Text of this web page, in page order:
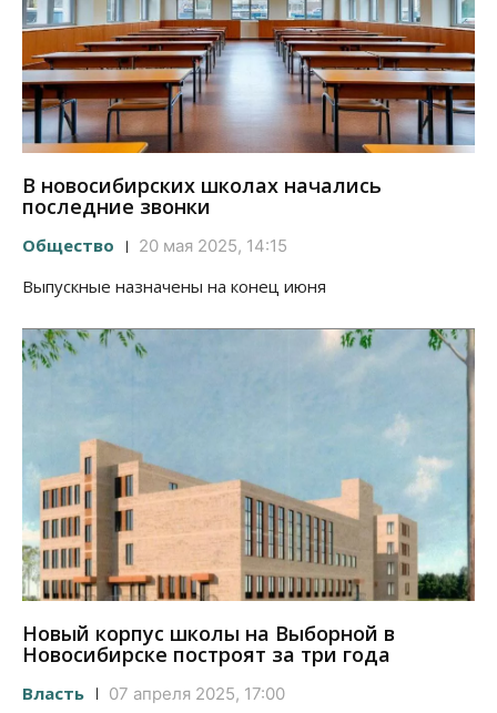
В новосибирских школах начались
последние звонки
Общество 20 мая 2025, 14:15
Выпускные назначены на конец июня
Новый корпус школы на Выборной в
Новосибирске построят за три года
Власть 07 апреля 2025, 17:00